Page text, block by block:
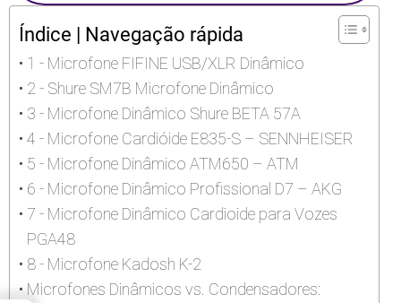
Índice | Navegação rápida
1 - Microfone FIFINE USB/XLR Dinâmico
2 - Shure SM7B Microfone Dinâmico
3 - Microfone Dinâmico Shure BETA 57A
4 - Microfone Cardióide E835-S – SENNHEISER
5 - Microfone Dinâmico ATM650 – ATM
6 - Microfone Dinâmico Profissional D7 – AKG
7 - Microfone Dinâmico Cardioide para Vozes
PGA48
8 - Microfone Kadosh K-2
Microfones Dinâmicos vs. Condensadores: